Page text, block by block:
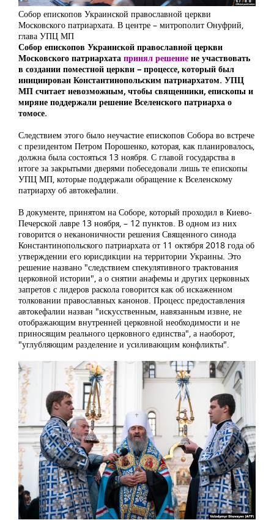
Собор епископов Украинской православной церкви
Московского патриархата. В центре – митрополит Онуфрий,
глава УПЦ МП
Собор епископов Украинской православной церкви
Московского патриархата принял решение не участвовать
в создании поместной церкви – процессе, который был
инициирован Константинопольским патриархатом. УПЦ
МП считает невозможным, чтобы священники, епископы и
миряне поддержали решение Вселенского патриарха о
томосе.
Следствием этого было неучастие епископов Собора во встрече
с президентом Петром Порошенко, которая, как планировалось,
должна была состояться 13 ноября. С главой государства в
итоге за закрытыми дверями побеседовали лишь те епископы
УПЦ МП, которые поддержали обращение к Вселенскому
патриарху об автокефалии.
В документе, принятом на Соборе, который проходил в Киево-
Печерской лавре 13 ноября, – 12 пунктов. В одном из них
говорится о неканоничности решения Священного синода
Константинопольского патриархата от 11 октября 2018 года об
утверждении его юрисдикции на территории Украины. Это
решение названо "следствием спекулятивного трактования
церковной истории", а о снятии анафемы и других церковных
запретов с лидеров раскола говорится как об искаженном
толковании православных канонов. Процесс предоставления
автокефалии назван "искусственным, навязанным извне, не
отображающим внутренней церковной необходимости и не
приносящим реального церковного единства", а наоборот,
"углубляющим разделение и усиливающим конфликты".